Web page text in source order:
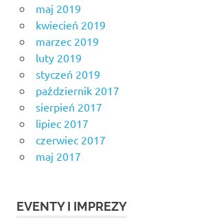
maj 2019
kwiecień 2019
marzec 2019
luty 2019
styczeń 2019
październik 2017
sierpień 2017
lipiec 2017
czerwiec 2017
maj 2017
EVENTY I IMPREZY